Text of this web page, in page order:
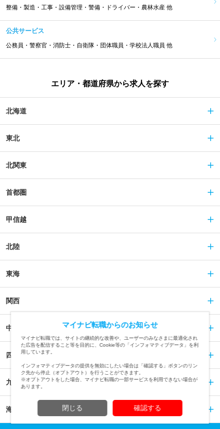
整備・製造・工事・設備管理・警備・ドライバー・農林水産 他
公共サービス
公務員・警察官・消防士・自衛隊・団体職員・学校法人職員 他
エリア・都道府県から求人を探す
北海道
東北
北関東
首都圏
甲信越
北陸
東海
関西
中国
四国
九州
海外
マイナビ転職からのお知らせ
マイナビ転職では、サイトの継続的な改善や、ユーザーのみなさまに最適化され
た広告を配信すること等を目的に、Cookie等の「インフォマティブデータ」を利
用しています。
インフォマティブデータの提供を無効にしたい場合は「確認する」ボタンのリン
ク先から停止（オプトアウト）を行うことができます。
※オプトアウトをした場合、マイナビ転職の一部サービスを利用できない場合が
あります。
閉じる 確認する